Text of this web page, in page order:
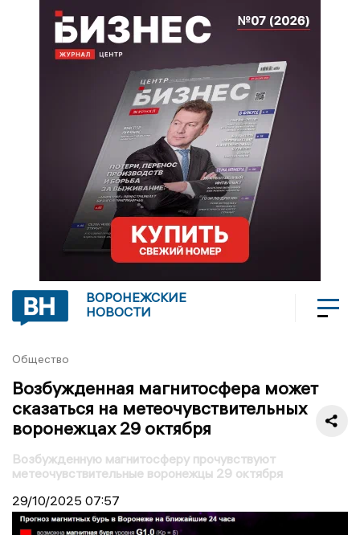
ВОРОНЕЖСКИЕ
НОВОСТИ
Общество
Возбужденная магнитосфера может
сказаться на метеочувствительных
воронежцах 29 октября
Возбужденную магнитосферу прочувствуют
метеочувствительные воронежцы 29 октября
29/10/2025 07:57